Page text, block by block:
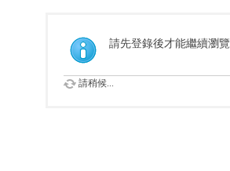
請先登錄後才能繼續瀏覽
請稍候...